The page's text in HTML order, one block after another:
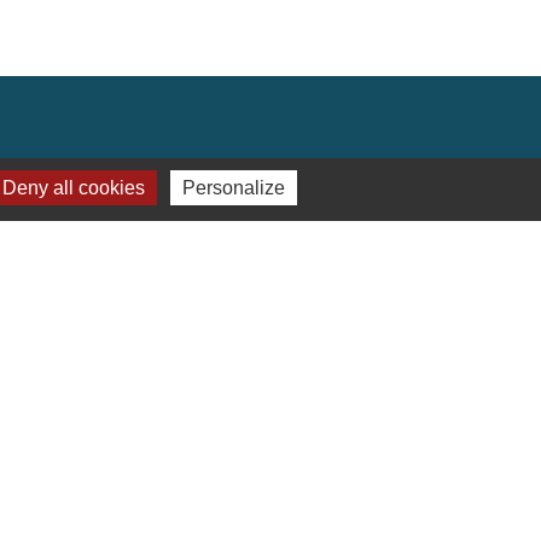
Deny all cookies Personalize